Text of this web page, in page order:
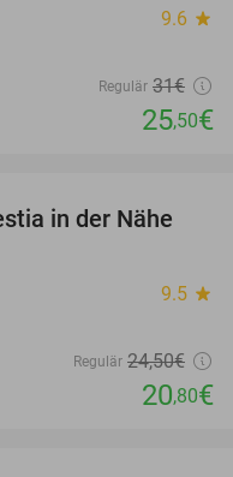
9.6 star
Regulär 31€
25,50€
15%
in der Nähe
9.5 star
Regulär 24,50€
20,80€